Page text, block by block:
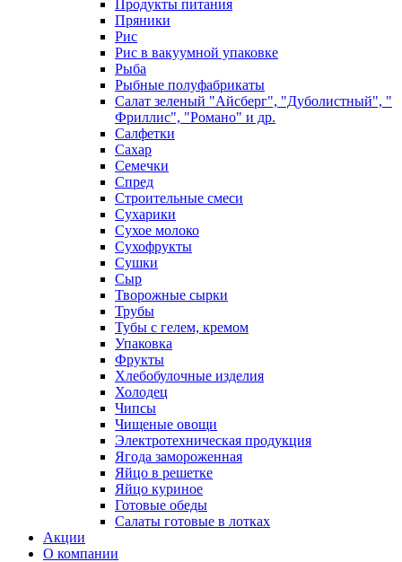
Продукты питания
Пряники
Рис
Рис в вакуумной упаковке
Рыба
Рыбные полуфабрикаты
Салат зеленый "Айсберг", "Дуболистный", "
Фриллис", "Романо" и др.
Салфетки
Сахар
Семечки
Спред
Строительные смеси
Сухарики
Сухое молоко
Сухофрукты
Сушки
Сыр
Творожные сырки
Трубы
Тубы с гелем, кремом
Упаковка
Фрукты
Хлебобулочные изделия
Холодец
Чипсы
Чищеные овощи
Электротехническая продукция
Ягода замороженная
Яйцо в решетке
Яйцо куриное
Готовые обеды
Салаты готовые в лотках
Акции
О компании